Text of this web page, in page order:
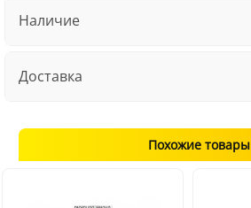
Наличие
Доставка
Похожие товары